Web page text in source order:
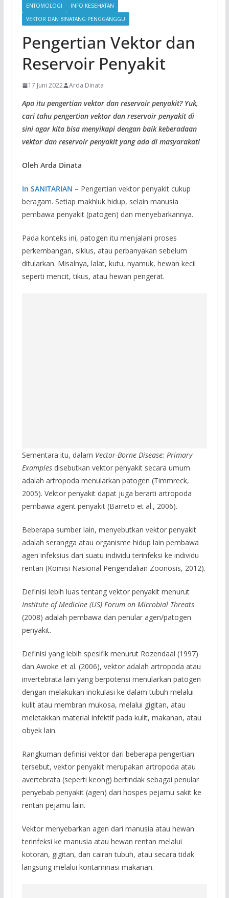
ENTOMOLOGI
INFO KESEHATAN
VEKTOR DAN BINATANG PENGGANGGU
Pengertian Vektor dan
Reservoir Penyakit
17 Juni 2022 Arda Dinata
Apa itu pengertian vektor dan reservoir penyakit? Yuk,
cari tahu pengertian vektor dan reservoir penyakit di
sini agar kita bisa menyikapi dengan baik keberadaan
vektor dan reservoir penyakit yang ada di masyarakat!
Oleh Arda Dinata
In SANITARIAN – Pengertian vektor penyakit cukup
beragam. Setiap makhluk hidup, selain manusia
pembawa penyakit (patogen) dan menyebarkannya.
Pada konteks ini, patogen itu menjalani proses
perkembangan, siklus, atau perbanyakan sebelum
ditularkan. Misalnya, lalat, kutu, nyamuk, hewan kecil
seperti mencit, tikus, atau hewan pengerat.
Sementara itu, dalam Vector-Borne Disease: Primary
Examples disebutkan vektor penyakit secara umum
adalah artropoda menularkan patogen (Timmreck,
2005). Vektor penyakit dapat juga berarti artropoda
pembawa agent penyakit (Barreto et al., 2006).
Beberapa sumber lain, menyebutkan vektor penyakit
adalah serangga atau organisme hidup lain pembawa
agen infeksius dari suatu individu terinfeksi ke individu
rentan (Komisi Nasional Pengendalian Zoonosis, 2012).
Definisi lebih luas tentang vektor penyakit menurut
Institute of Medicine (US) Forum on Microbial Threats
(2008) adalah pembawa dan penular agen/patogen
penyakit.
Definisi yang lebih spesifik menurut Rozendaal (1997)
dan Awoke et al. (2006), vektor adalah artropoda atau
invertebrata lain yang berpotensi menularkan patogen
dengan melakukan inokulasi ke dalam tubuh melalui
kulit atau membran mukosa, melalui gigitan, atau
meletakkan material infektif pada kulit, makanan, atau
obyek lain.
Rangkuman definisi vektor dari beberapa pengertian
tersebut, vektor penyakit merupakan artropoda atau
avertebrata (seperti keong) bertindak sebagai penular
penyebab penyakit (agen) dari hospes pejamu sakit ke
rentan pejamu lain.
Vektor menyebarkan agen dari manusia atau hewan
terinfeksi ke manusia atau hewan rentan melalui
kotoran, gigitan, dan cairan tubuh, atau secara tidak
langsung melalui kontaminasi makanan.